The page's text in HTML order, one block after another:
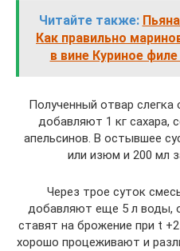
Читайте также:
Как правильно
в вине Куриное
Полученный отвар
добавляют 1 кг сахара,
апельсинов. В остывшее
или изюм и 200 мл
Через трое суток
добавляют еще 5 л воды,
ставят на брожение при t
хорошо процеживают и